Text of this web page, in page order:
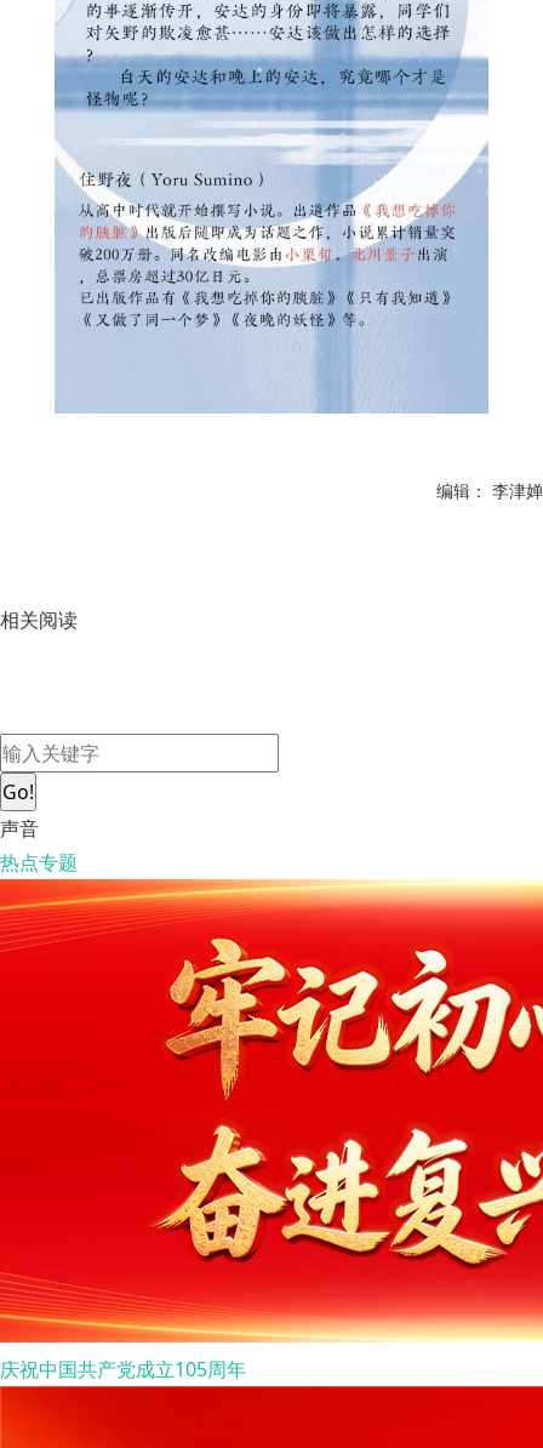
编辑： 李津婵
相关阅读
Go!
声音
热点专题
庆祝中国共产党成立105周年